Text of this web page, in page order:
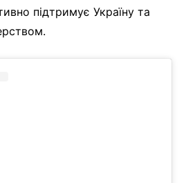
підтримує Україну та